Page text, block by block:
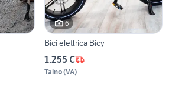
6
Bici elettrica Bicy
1.255 €
Taino(VA)